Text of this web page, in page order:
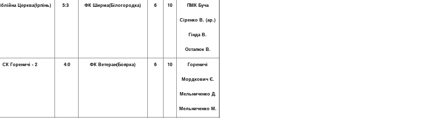
Церква(Ірпінь) 5:3 ФК Ширма(Білогородка) 6 10 ПМК Буча
Сіренко В. (ар.)
Гінда В.
Остапюк В.
СК Гореничі - 2 4:0 ФК Ветеран(Боярка) 6 10 Гореничі
Мордкович Є.
Мельниченко Д.
Мельниченко М.